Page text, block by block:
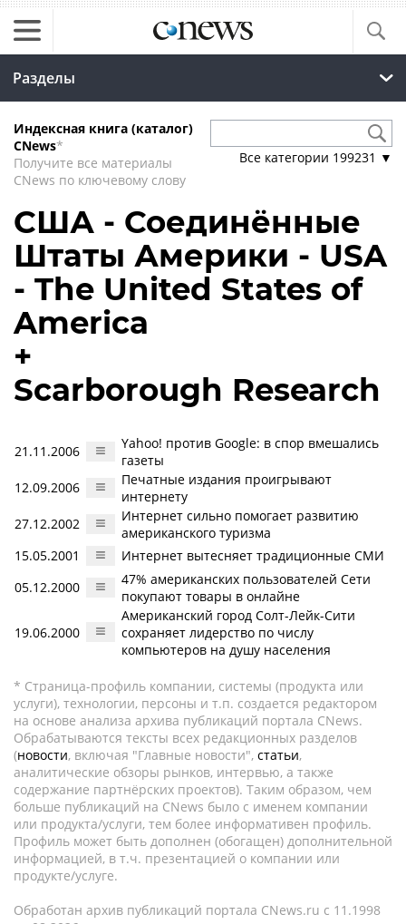
Разделы
Индексная книга (каталог)
CNews*
Получите все материалы
CNews по ключевому слову
Все категории 199231 ▼
США - Соединённые
Штаты Америки - USA
- The United States of
America
+
Scarborough Research
21.11.2006
Yahoo! против Google: в спор вмешались
газеты
12.09.2006
Печатные издания проигрывают
интернету
27.12.2002
Интернет сильно помогает развитию
американского туризма
15.05.2001
Интернет вытесняет традиционные СМИ
05.12.2000
47% американских пользователей Сети
покупают товары в онлайне
19.06.2000
Американский город Солт-Лейк-Сити
сохраняет лидерство по числу
компьютеров на душу населения
* Страница-профиль компании, системы (продукта или
услуги), технологии, персоны и т.п. создается редактором
на основе анализа архива публикаций портала CNews.
Обрабатываются тексты всех редакционных разделов
(новости, включая "Главные новости", статьи,
аналитические обзоры рынков, интервью, а также
содержание партнёрских проектов). Таким образом, чем
больше публикаций на CNews было с именем компании
или продукта/услуги, тем более информативен профиль.
Профиль может быть дополнен (обогащен) дополнительной
информацией, в т.ч. презентацией о компании или
продукте/услуге.
Обработан архив публикаций портала CNews.ru c 11.1998